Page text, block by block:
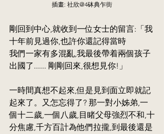
插畫: 社欣@4砵典乍街
剛回到中心,就收到一位女士的留言:「我
十年前見過你,也許你還記得當時
我們一家有多混亂,我最後帶着兩個孩子
出國了...... 剛剛回來,很想見你!」
一時間真想不起來,但是見到面立即就記
起來了。又怎忘得了? 那一對小姊弟,一
個十二歲,一個八歲,目睹父母強烈不和,十
分焦慮,千方百計為他們拉攏,到最後還是